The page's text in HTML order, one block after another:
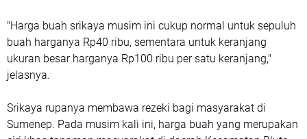
"Harga buah srikaya musim ini cukup normal untuk sepuluh
buah harganya Rp40 ribu, sementara untuk keranjang
ukuran besar harganya Rp100 ribu per satu keranjang,"
jelasnya.
Srikaya rupanya membawa rezeki bagi masyarakat di
Sumenep. Pada musim kali ini, harga buah yang merupakan